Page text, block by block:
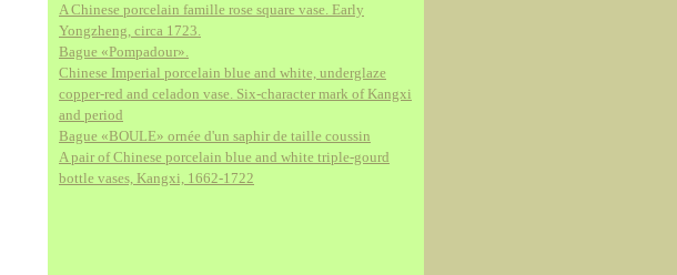
A Chinese porcelain famille rose square vase. Early
Yongzheng, circa 1723.
Bague «Pompadour».
Chinese Imperial porcelain blue and white, underglaze
copper-red and celadon vase. Six-character mark of Kangxi
and period
Bague «BOULE» ornée d'un saphir de taille coussin
A pair of Chinese porcelain blue and white triple-gourd
bottle vases, Kangxi, 1662-1722